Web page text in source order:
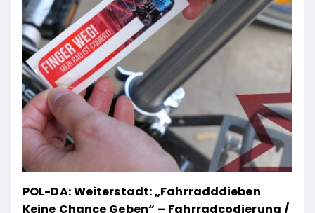
POL-DA: Weiterstadt: „Fahrradddieben
Keine Chance Geben“ – Fahrradcodierung /